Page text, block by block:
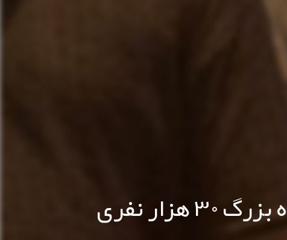
برگزاری جشن "سحرخیزتر از صبح" ویژه خانواده بزرگ ۳۰ هزار نفری